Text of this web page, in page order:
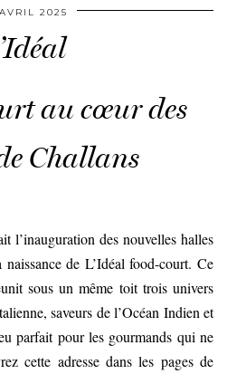
2025
au cœur des
Challans
l’inauguration des nouvelles halles
de L’Idéal food-court. Ce
sous un même toit trois univers
saveurs de l’Océan Indien et
parfait pour les gourmands qui ne
cette adresse dans les pages de